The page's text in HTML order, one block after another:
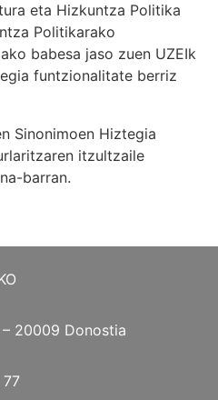
eta Hizkuntza Politika
Politikarako
babesa jaso zuen UZEIk
funtzionalitate berriz
Sinonimoen Hiztegia
itzultzaile
barran.
20009 Donostia